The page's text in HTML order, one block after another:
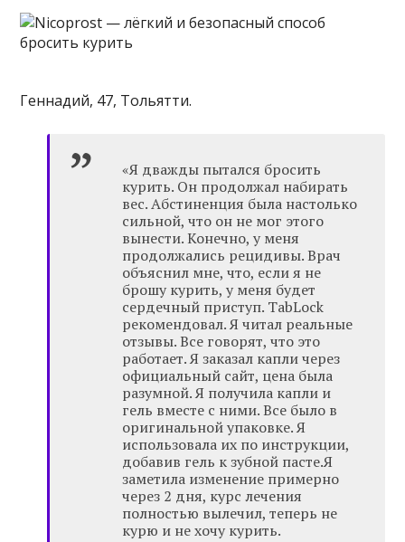
Геннадий, 47, Тольятти.
«Я дважды пытался бросить
курить. Он продолжал набирать
вес. Абстиненция была настолько
сильной, что он не мог этого
вынести. Конечно, у меня
продолжались рецидивы. Врач
объяснил мне, что, если я не
брошу курить, у меня будет
сердечный приступ. TabLock
рекомендовал. Я читал реальные
отзывы. Все говорят, что это
работает. Я заказал капли через
официальный сайт, цена была
разумной. Я получила капли и
гель вместе с ними. Все было в
оригинальной упаковке. Я
использовала их по инструкции,
добавив гель к зубной пасте.Я
заметила изменение примерно
через 2 дня, курс лечения
полностью вылечил, теперь не
курю и не хочу курить.